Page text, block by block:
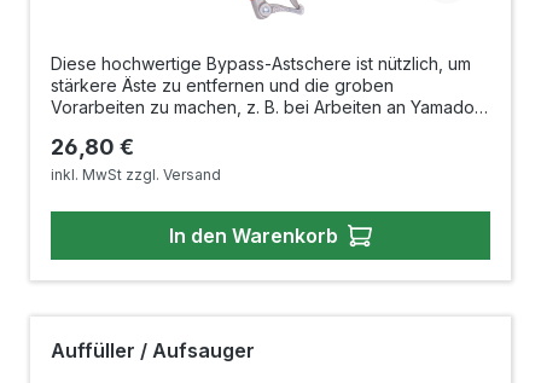
Diese hochwertige Bypass-Astschere ist nützlich, um
stärkere Äste zu entfernen und die groben
Vorarbeiten zu machen, z. B. bei Arbeiten an Yamadori
werden sollen. Das handliche Leichtgewicht hat extrem
scharfe Gegenklingen, garantiert dadurch
Sicherheitsverschluss fixiert die Astschere sicher in
der geschlossenen Position und verhindert
unbeabsichtiges Lösen während der Aufbewahrung.
Auch bei der sonstigen Gartenarbeit ist diese
Regulärer Preis:
26,80 €
inkl. MwSt zzgl. Versand
In den Warenkorb
Auffüller / Aufsauger